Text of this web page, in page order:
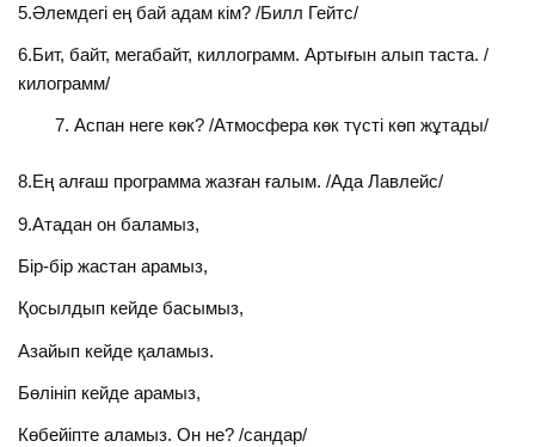
5.Әлемдегі ең бай адам кім? /Билл Гейтс/
6.Бит, байт, мегабайт, киллограмм. Артығын алып таста. /
килограмм/
Аспан неге көк? /Атмосфера көк түсті көп жұтады/
8.Ең алғаш программа жазған ғалым. /Ада Лавлейс/
9.Атадан он баламыз,
Бір-бір жастан арамыз,
Қосылдып кейде басымыз,
Азайып кейде қаламыз.
Бөлініп кейде арамыз,
Көбейіпте аламыз. Он не? /сандар/